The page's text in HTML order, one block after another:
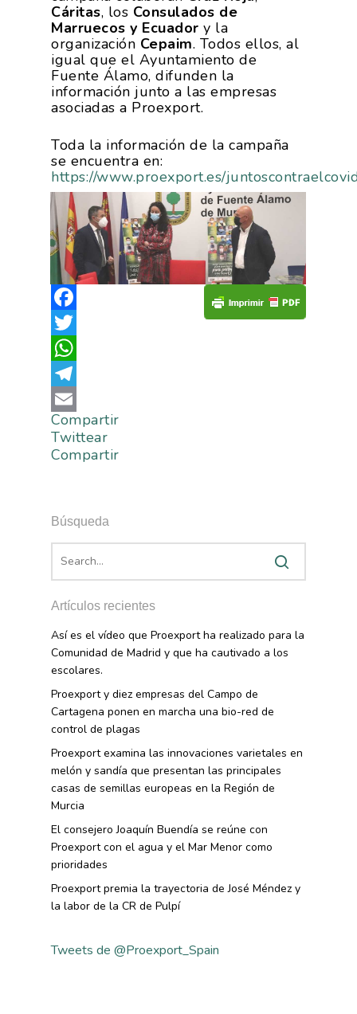
Cáritas, los Consulados de
Marruecos y Ecuador y la
organización Cepaim. Todos ellos, al
igual que el Ayuntamiento de
Fuente Álamo, difunden la
información junto a las empresas
asociadas a Proexport.
Toda la información de la campaña
se encuentra en:
https://www.proexport.es/
Facebook
Twitter
WhatsApp
Telegram
Email
Compartir
Twittear
Compartir
Búsqueda
Artículos recientes
Así es el vídeo que Proexport ha realizado para la
Comunidad de Madrid y que ha cautivado a los
escolares.
Proexport y diez empresas del Campo de
Cartagena ponen en marcha una bio-red de
control de plagas
Proexport examina las innovaciones varietales en
melón y sandía que presentan las principales
casas de semillas europeas en la Región de
Murcia
El consejero Joaquín Buendía se reúne con
Proexport con el agua y el Mar Menor como
prioridades
Proexport premia la trayectoria de José Méndez y
la labor de la CR de Pulpí
Tweets de @Proexport_Spain
Responsabilidad Social
Corporativa
Números
Forma Parte De
PROEXPORT
Asociados
Mapa De Productores
Productos
Temas
Actualidad
Calidad Y Seguridad
Innovación
Internacionalización
Multimedia
Nutrición Y Salud
Opinión
AgroCIFRAS
Datos 2024
Histórico
Exportaciones 2019
Exportaciones 2018
Exportaciones 2017
Exportaciones 2016
Empleo Y
Formación
Bolsa De Empleo
Formación
Teleformación
Iniciativas
Modificación Ley Mar
Juntos Contra El
Proyectos Destacados
Promoción De La
I+S PRO
Sostenibilidad
Innovación
Contacto
Intranet